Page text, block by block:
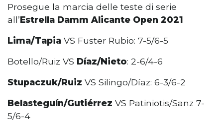
Prosegue la marcia delle teste di serie
all’Estrella Damm Alicante Open 2021
Lima/Tapia VS Fuster Rubio: 7-5/6-5
Botello/Ruiz VS Díaz/Nieto: 2-6/4-6
Stupaczuk/Ruiz VS Silingo/Díaz: 6-3/6-2
Belasteguín/Gutiérrez VS Patiniotis/Sanz 7-
5/6-4